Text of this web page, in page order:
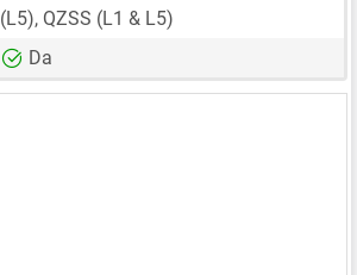
(L5), QZSS (L1 & L5)
Da